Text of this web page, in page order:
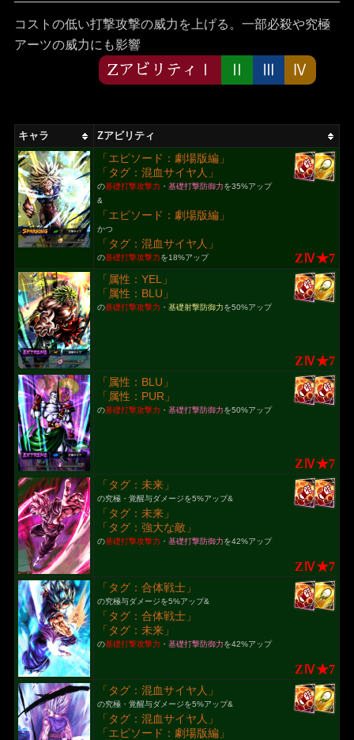
コストの低い打撃攻撃の威力を上げる。一部必殺や究極
アーツの威力にも影響
ZアビリティⅠ Ⅳ
キャラ Zアビリティ
「エピソード：劇場版編」
「タグ：混血サイヤ人」
の基礎打撃攻撃力 ・ 基礎打撃防御力を35%アップ
&
「エピソード：劇場版編」
かつ
「タグ：混血サイヤ人」
の基礎打撃攻撃力を18%アップ ZⅣ★7
「属性：YEL」
「属性：BLU」
の基礎打撃攻撃力 ・ 基礎射撃防御力を50%アップ
ZⅣ★7
「属性：BLU」
「属性：PUR」
の基礎打撃攻撃力 ・ 基礎打撃防御力を50%アップ
ZⅣ★7
「タグ：未来」
の究極・覚醒与ダメージを5%アップ&
「タグ：未来」
「タグ：強大な敵」
の基礎打撃攻撃力 ・ 基礎打撃防御力を42%アップ
ZⅣ★7
「タグ：合体戦士」
の究極与ダメージを5%アップ&
「タグ：合体戦士」
「タグ：未来」
の基礎打撃攻撃力 ・ 基礎打撃防御力を42%アップ
ZⅣ★7
「タグ：混血サイヤ人」
の究極・覚醒与ダメージを5%アップ&
「タグ：混血サイヤ人」
「エピソード：劇場版編」